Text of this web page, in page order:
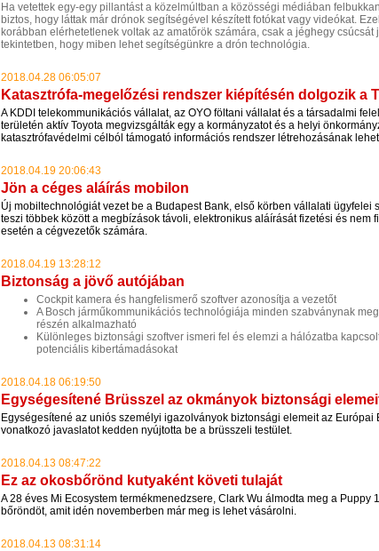
Ha vetettek egy-egy pillantást a közelmúltban a közösségi médiában
biztos, hogy láttak már drónok segítségével készített fotókat vagy videókat.
korábban elérhetetlenek voltak az amatőrök számára, csak a jéghegy csúcsát
tekintetben, hogy miben lehet segítségünkre a drón technológia.
2018.04.28 06:05:07
Katasztrófa-megelőzési rendszer kiépítésén dolgozik a
A KDDI telekommunikációs vállalat, az OYO föltani vállalat és a társadalmi
területén aktív Toyota megvizsgálták egy a kormányzatot és a helyi
katasztrófavédelmi célból támogató információs rendszer létrehozásának
2018.04.19 20:06:43
Jön a céges aláírás mobilon
Új mobiltechnológiát vezet be a Budapest Bank, első körben vállalati ügyfelei
teszi többek között a megbízások távoli, elektronikus aláírását fizetési és nem
esetén a cégvezetők számára.
2018.04.19 13:28:12
Biztonság a jövő autójában
Cockpit kamera és hangfelismerő szoftver azonosítja a vezetőt
A Bosch járműkommunikációs technológiája minden szabványnak
részén alkalmazható
Különleges biztonsági szoftver ismeri fel és elemzi a hálózatba
potenciális kibertámadásokat
2018.04.18 06:19:50
Egységesítené Brüsszel az okmányok biztonsági
Egységesítené az uniós személyi igazolványok biztonsági elemeit az Európai
vonatkozó javaslatot kedden nyújtotta be a brüsszeli testület.
2018.04.13 08:47:22
Ez az okosbőrönd kutyaként követi tulaját
A 28 éves Mi Ecosystem termékmenedzsere, Clark Wu álmodta meg a Puppy
bőröndöt, amit idén novemberben már meg is lehet vásárolni.
2018.04.13 08:31:14